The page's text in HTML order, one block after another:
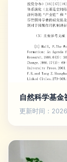
自然科学基
更新时间：